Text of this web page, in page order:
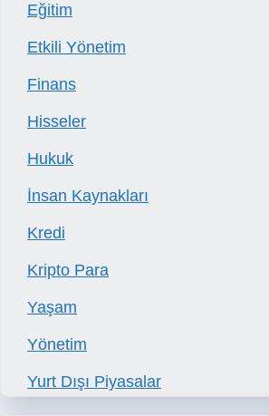
Eğitim
Etkili Yönetim
Finans
Hisseler
Hukuk
İnsan Kaynakları
Kredi
Kripto Para
Yaşam
Yönetim
Yurt Dışı Piyasalar